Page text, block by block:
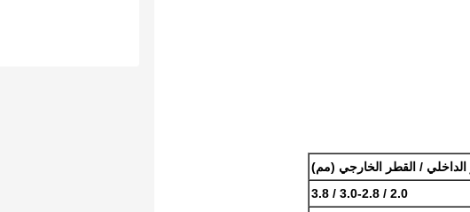
2.0 / 3.0-2.8 / 3.8